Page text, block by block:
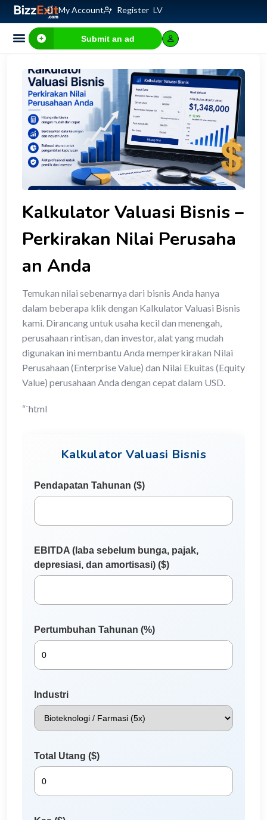
My Account Register LV
Submit an ad
Kalkulator Valuasi Bisnis –
Perkirakan Nilai Perusaha
an Anda
Temukan nilai sebenarnya dari bisnis Anda hanya
dalam beberapa klik dengan Kalkulator Valuasi Bisnis
kami. Dirancang untuk usaha kecil dan menengah,
perusahaan rintisan, dan investor, alat yang mudah
digunakan ini membantu Anda memperkirakan Nilai
Perusahaan (Enterprise Value) dan Nilai Ekuitas (Equity
Value) perusahaan Anda dengan cepat dalam USD.
“`html
Kalkulator Valuasi Bisnis
Pendapatan Tahunan ($)
EBITDA (laba sebelum bunga, pajak,
depresiasi, dan amortisasi) ($)
Pertumbuhan Tahunan (%)
Industri
Total Utang ($)